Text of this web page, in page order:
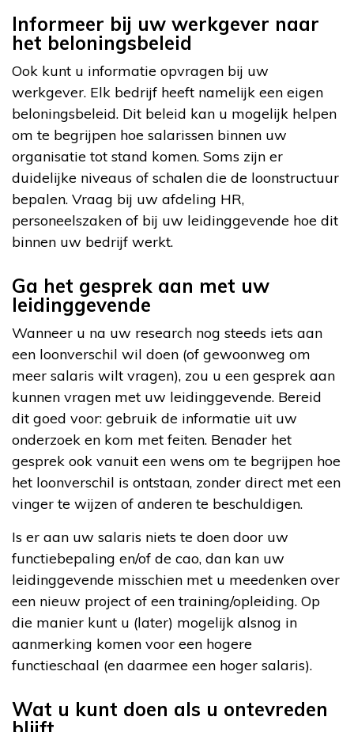
Informeer bij uw werkgever naar
het beloningsbeleid
Ook kunt u informatie opvragen bij uw
werkgever. Elk bedrijf heeft namelijk een eigen
beloningsbeleid. Dit beleid kan u mogelijk helpen
om te begrijpen hoe salarissen binnen uw
organisatie tot stand komen. Soms zijn er
duidelijke niveaus of schalen die de loonstructuur
bepalen. Vraag bij uw afdeling HR,
personeelszaken of bij uw leidinggevende hoe dit
binnen uw bedrijf werkt.
Ga het gesprek aan met uw
leidinggevende
Wanneer u na uw research nog steeds iets aan
een loonverschil wil doen (of gewoonweg om
meer salaris wilt vragen), zou u een gesprek aan
kunnen vragen met uw leidinggevende. Bereid
dit goed voor: gebruik de informatie uit uw
onderzoek en kom met feiten. Benader het
gesprek ook vanuit een wens om te begrijpen hoe
het loonverschil is ontstaan, zonder direct met een
vinger te wijzen of anderen te beschuldigen.
Is er aan uw salaris niets te doen door uw
functiebepaling en/of de cao, dan kan uw
leidinggevende misschien met u meedenken over
een nieuw project of een training/opleiding. Op
die manier kunt u (later) mogelijk alsnog in
aanmerking komen voor een hogere
functieschaal (en daarmee een hoger salaris).
Wat u kunt doen als u ontevreden